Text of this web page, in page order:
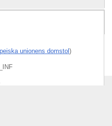
unionens domstol )